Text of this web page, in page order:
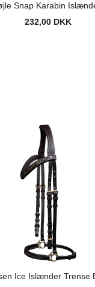
Snap Karabin
232,00 DKK
Ice Islænder Trense